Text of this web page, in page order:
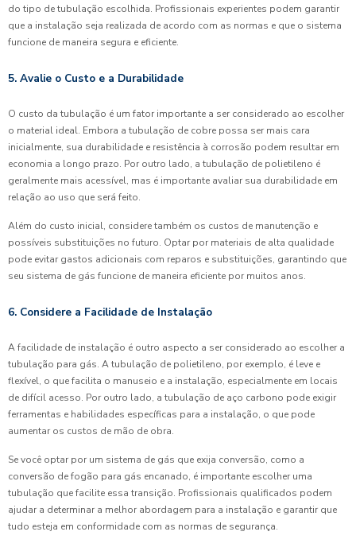
do tipo de tubulação escolhida. Profissionais experientes podem garantir
que a instalação seja realizada de acordo com as normas e que o sistema
funcione de maneira segura e eficiente.
5. Avalie o Custo e a Durabilidade
O custo da tubulação é um fator importante a ser considerado ao escolher
o material ideal. Embora a tubulação de cobre possa ser mais cara
inicialmente, sua durabilidade e resistência à corrosão podem resultar em
economia a longo prazo. Por outro lado, a tubulação de polietileno é
geralmente mais acessível, mas é importante avaliar sua durabilidade em
relação ao uso que será feito.
Além do custo inicial, considere também os custos de manutenção e
possíveis substituições no futuro. Optar por materiais de alta qualidade
pode evitar gastos adicionais com reparos e substituições, garantindo que
seu sistema de gás funcione de maneira eficiente por muitos anos.
6. Considere a Facilidade de Instalação
A facilidade de instalação é outro aspecto a ser considerado ao escolher a
tubulação para gás. A tubulação de polietileno, por exemplo, é leve e
flexível, o que facilita o manuseio e a instalação, especialmente em locais
de difícil acesso. Por outro lado, a tubulação de aço carbono pode exigir
ferramentas e habilidades específicas para a instalação, o que pode
aumentar os custos de mão de obra.
Se você optar por um sistema de gás que exija conversão, como a
conversão de fogão para gás encanado, é importante escolher uma
tubulação que facilite essa transição. Profissionais qualificados podem
ajudar a determinar a melhor abordagem para a instalação e garantir que
tudo esteja em conformidade com as normas de segurança.